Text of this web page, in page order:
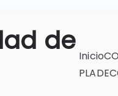
de Inicio